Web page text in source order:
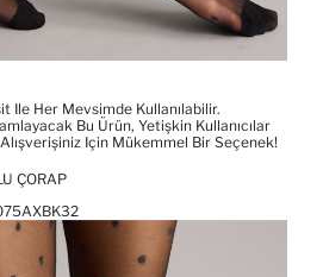
Ile Her Mevsimde Kullanılabilir.
Bu Ürün, Yetişkin Kullanıcılar
Için Mükemmel Bir Seçenek!
ÇORAP